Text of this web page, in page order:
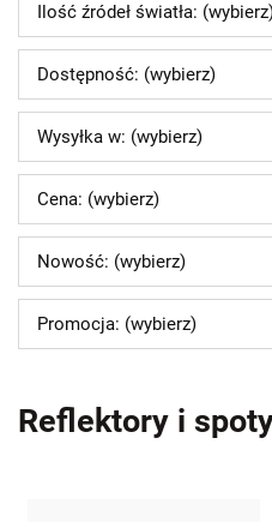
Ilość źródeł światła:
Dostępność: (wybierz)
Wysyłka w: (wybierz)
Cena: (wybierz)
Nowość: (wybierz)
Promocja: (wybierz)
Reflektory i